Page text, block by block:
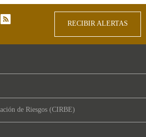
rss
RECIBIR ALERTAS
de Riesgos (CIRBE)